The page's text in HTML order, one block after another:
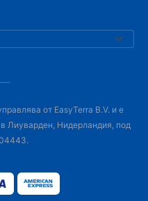
от EasyTerra B.V. и е
Лиуварден, Нидерландия, под